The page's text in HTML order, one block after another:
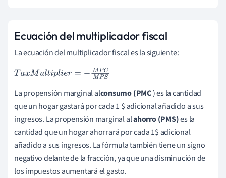
Ecuación del multiplicador fiscal
La ecuación del multiplicador fiscal es la siguiente:
TaxMultiplier=-MP CM PS
La propensión marginal alconsumo (PMC) es la cantidad
que un hogar gastará por cada 1 $ adicional añadido a sus
ingresos. La propensión marginal alahorro (PMS)es la
cantidad que un hogar ahorrará por cada 1$ adicional
añadido a sus ingresos. La fórmula también tiene un signo
negativo delante de la fracción, ya que una disminución de
los impuestos aumentará el gasto.